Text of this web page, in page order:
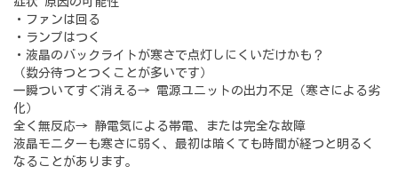
・ファンは回る
・ランプはつく
・液晶のバックライトが寒さで点灯しにくいだけかも？
（数分待つとつくことが多いです）
一瞬ついてすぐ消える→ 電源ユニットの出力不足（寒さによる劣
化）
全く無反応→ 静電気による帯電、または完全な故障
液晶モニターも寒さに弱く、最初は暗くても時間が経つと明るく
なることがあります。